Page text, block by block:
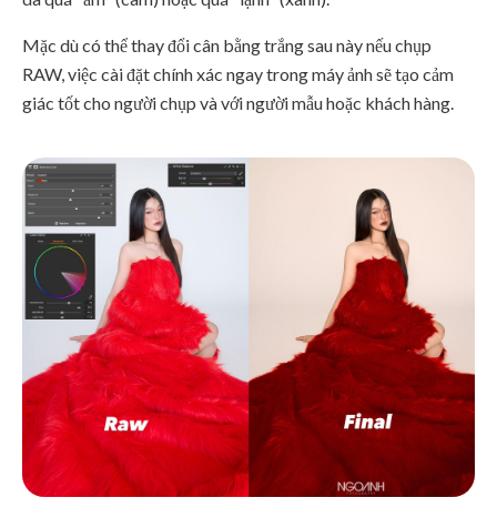
Mặc dù có thể thay đổi cân bằng trắng sau này nếu chụp
RAW, việc cài đặt chính xác ngay trong máy ảnh sẽ tạo cảm
giác tốt cho người chụp và với người mẫu hoặc khách hàng.